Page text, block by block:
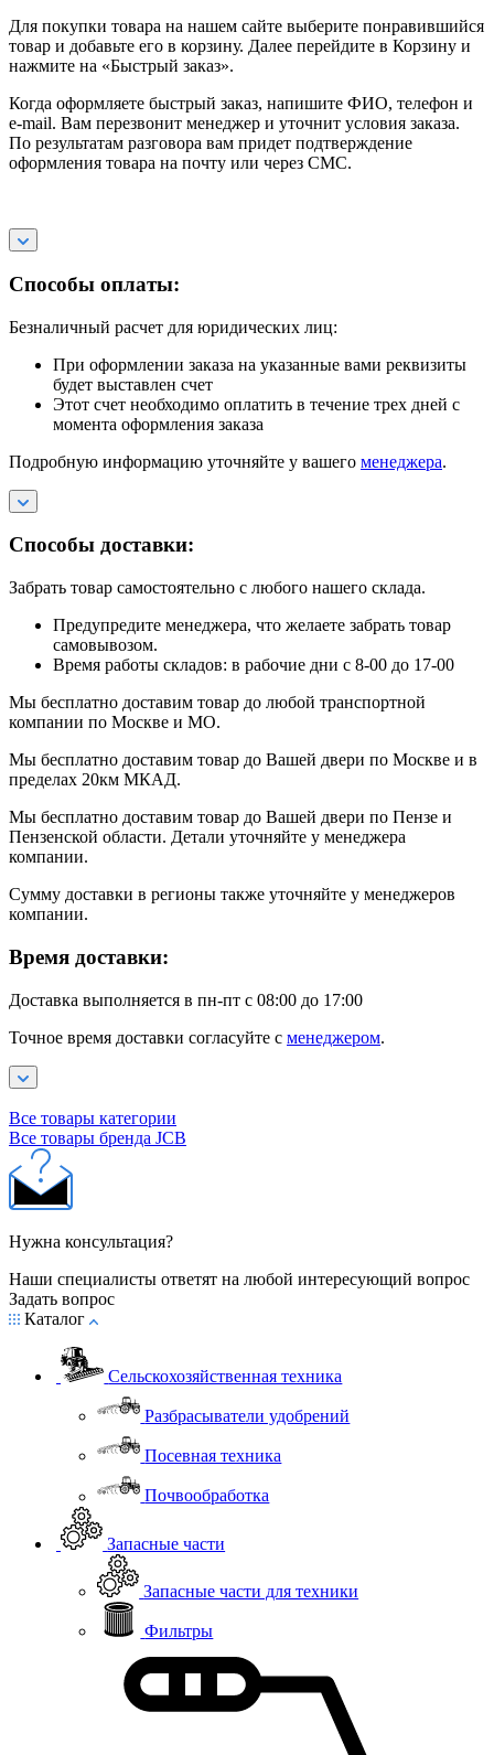
Для покупки товара на нашем сайте выберите понравившийся
товар и добавьте его в корзину. Далее перейдите в Корзину и
нажмите на «Быстрый заказ».
Когда оформляете быстрый заказ, напишите ФИО, телефон и
e-mail. Вам перезвонит менеджер и уточнит условия заказа.
По результатам разговора вам придет подтверждение
оформления товара на почту или через СМС.
Способы оплаты:
Безналичный расчет для юридических лиц:
При оформлении заказа на указанные вами реквизиты
будет выставлен счет
Этот счет необходимо оплатить в течение трех дней с
момента оформления заказа
Подробную информацию уточняйте у вашего менеджера.
Способы доставки:
Забрать товар самостоятельно с любого нашего склада.
Предупредите менеджера, что желаете забрать товар
самовывозом.
Время работы складов: в рабочие дни с 8-00 до 17-00
Мы бесплатно доставим товар до любой транспортной
компании по Москве и МО.
Мы бесплатно доставим товар до Вашей двери по Москве и в
пределах 20км МКАД.
Мы бесплатно доставим товар до Вашей двери по Пензе и
Пензенской области. Детали уточняйте у менеджера
компании.
Сумму доставки в регионы также уточняйте у менеджеров
компании.
Время доставки:
Доставка выполняется в пн-пт с 08:00 до 17:00
Точное время доставки согласуйте с менеджером.
Все товары категории
Все товары бренда JCB
Нужна консультация?
Наши специалисты ответят на любой интересующий вопрос
Задать вопрос
Каталог
Сельскохозяйственная техника
Разбрасыватели удобрений
Посевная техника
Почвообработка
Запасные части
Запасные части для техники
Фильтры